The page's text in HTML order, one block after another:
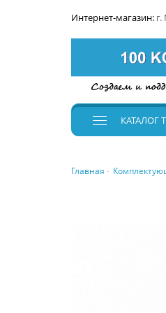
Интернет-магазин:
КАТАЛОГ
Главная